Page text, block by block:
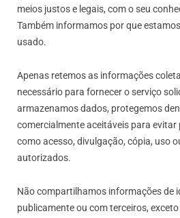
meios justos e legais, com o seu
Também informamos por que
usado.
Apenas retemos as informações
necessário para fornecer o serviço
armazenamos dados, protegemos
comercialmente aceitáveis para evitar
como acesso, divulgação, cópia, uso
autorizados.
Não compartilhamos informações de
publicamente ou com terceiros,